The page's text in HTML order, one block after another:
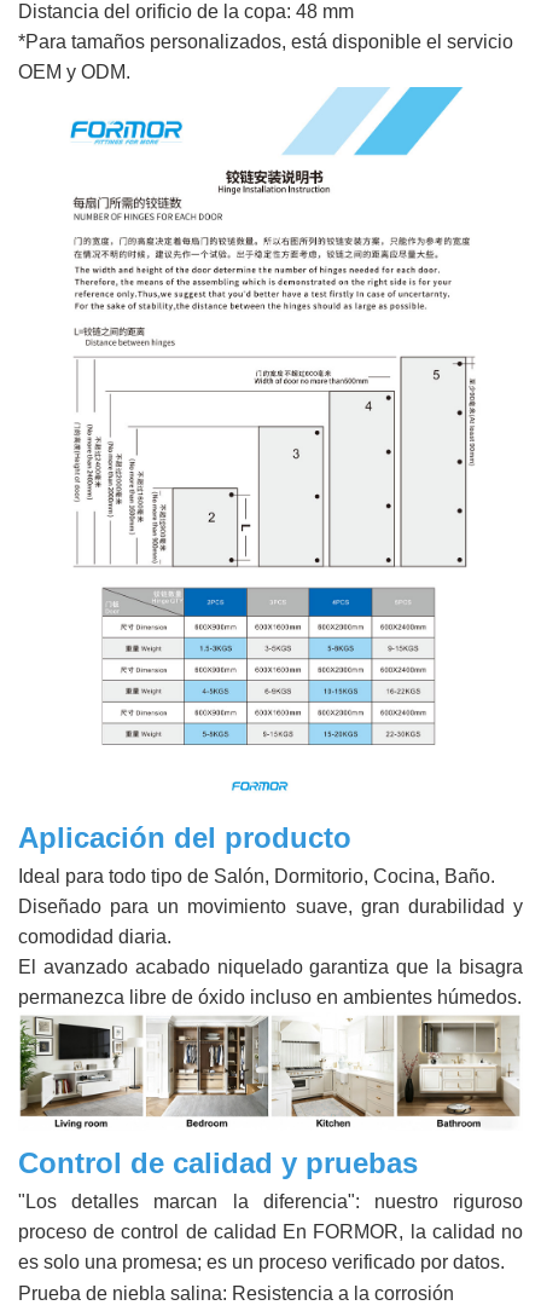
Distancia del orificio de la copa: 48 mm
*Para tamaños personalizados, está disponible el servicio
OEM y ODM.
Aplicación del producto
Ideal para todo tipo de Salón, Dormitorio, Cocina, Baño.
Diseñado para un movimiento suave, gran durabilidad y
comodidad diaria.
El avanzado acabado niquelado garantiza que la bisagra
permanezca libre de óxido incluso en ambientes húmedos.
Control de calidad y pruebas
"Los detalles marcan la diferencia": nuestro riguroso
proceso de control de calidad En FORMOR, la calidad no
es solo una promesa; es un proceso verificado por datos.
Prueba de niebla salina: Resistencia a la corrosión